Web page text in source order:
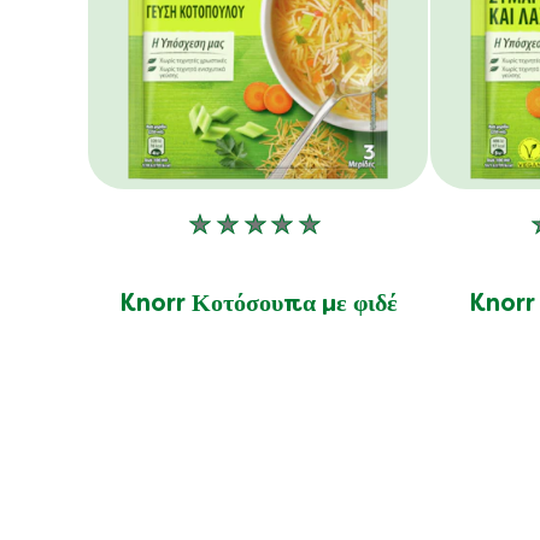
Knorr Κοτόσουπα με φιδέ
Δεν
αξιολογήσεις
Knorr